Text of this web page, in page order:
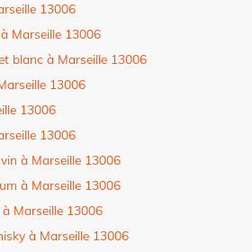
13006
Marseille 13006
blanc à Marseille 13006
13006
13006
13006
à Marseille 13006
à Marseille 13006
Marseille 13006
à Marseille 13006